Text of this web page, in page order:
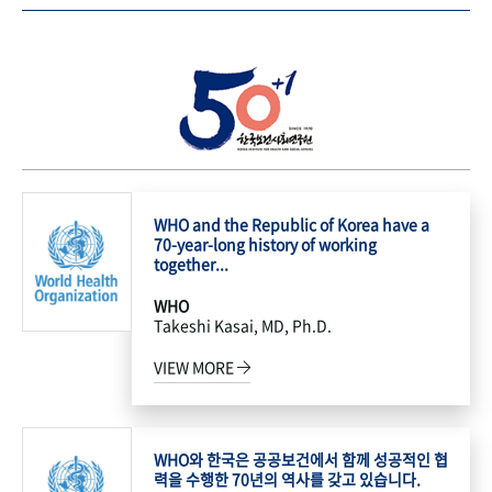
WHO and the Republic of Korea have a
70-year-long history of working
together...
WHO
Takeshi Kasai, MD, Ph.D.
VIEW MORE
WHO와 한국은 공공보건에서 함께 성공적인 협
력을 수행한 70년의 역사를 갖고 있습니다.